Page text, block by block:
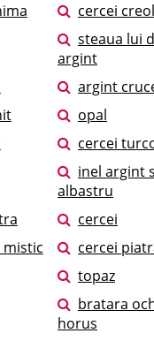
cercei
steaua lui
argint
argint
opal
cercei
inel argint
albastru
cercei
mistic
cercei
topaz
bratara
horus